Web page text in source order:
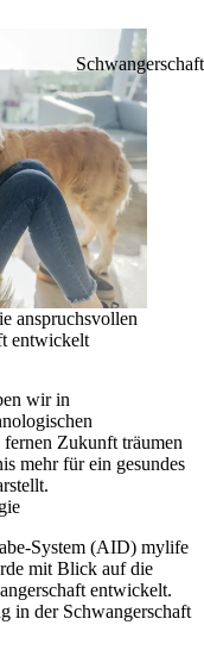
Schwangerschaft
anspruchsvollen
entwickelt
wir in
Zukunft träumen
mehr für ein gesundes
System (AID) mylife
mit Blick auf die
entwickelt.
in der Schwangerschaft